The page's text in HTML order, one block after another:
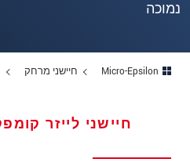
נמוכה
Micro-Epsilon חיישני מרחק
חיישני לייזר
כתובת
מיקוד
טלפון
כתובת דוא"ל